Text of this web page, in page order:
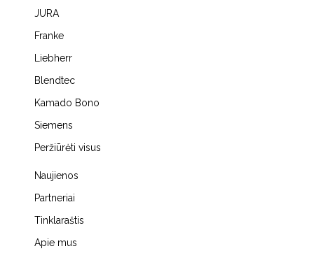
JURA
Franke
Liebherr
Blendtec
Kamado Bono
Siemens
Peržiūrėti visus
Naujienos
Partneriai
Tinklaraštis
Apie mus